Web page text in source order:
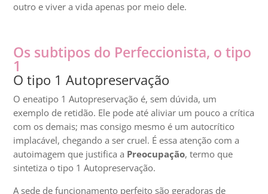
outro e viver a vida apenas por meio dele.
Os subtipos do Perfeccionista, o tipo
1
O tipo 1 Autopreservação
O eneatipo 1 Autopreservação é, sem dúvida, um
exemplo de retidão. Ele pode até aliviar um pouco a crítica
com os demais; mas consigo mesmo é um autocrítico
implacável, chegando a ser cruel. É essa atenção com a
autoimagem que justifica a Preocupação, termo que
sintetiza o tipo 1 Autopreservação.
A sede de funcionamento perfeito são geradoras de